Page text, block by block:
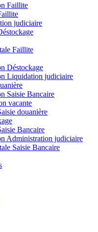
Faillite
judiciaire
Faillite
Déstockage
Liquidation judiciaire
Saisie Bancaire
vacante
douanière
Bancaire
Administration judiciaire
Saisie Bancaire